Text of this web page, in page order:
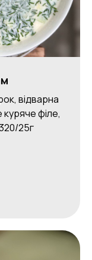
відварна
філе,
25г